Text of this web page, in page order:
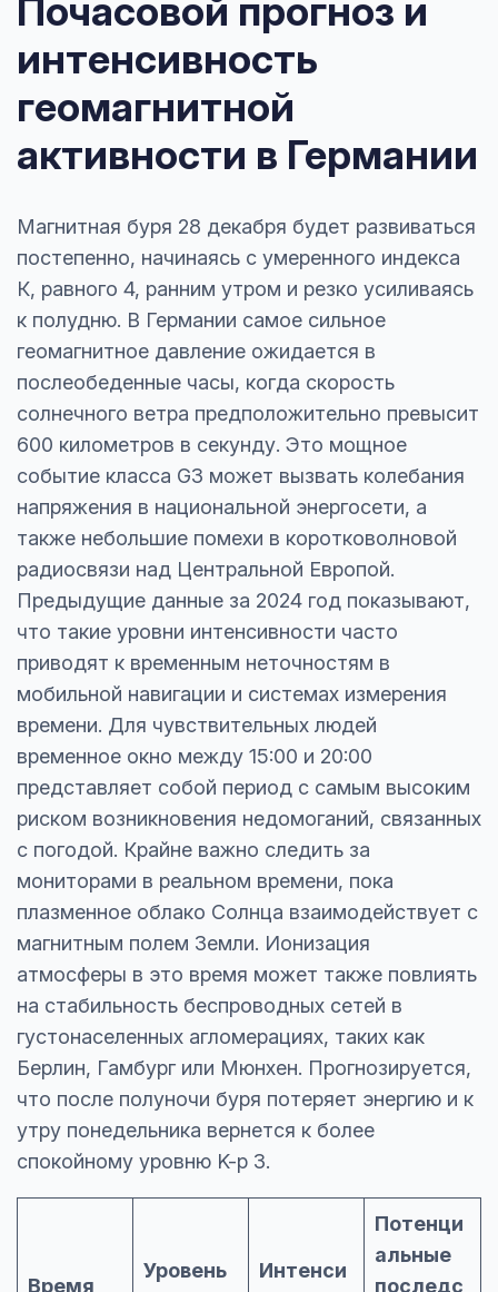
Почасовой прогноз и
интенсивность
геомагнитной
активности в Германии
Магнитная буря 28 декабря будет развиваться
постепенно, начинаясь с умеренного индекса
К, равного 4, ранним утром и резко усиливаясь
к полудню. В Германии самое сильное
геомагнитное давление ожидается в
послеобеденные часы, когда скорость
солнечного ветра предположительно превысит
600 километров в секунду. Это мощное
событие класса G3 может вызвать колебания
напряжения в национальной энергосети, а
также небольшие помехи в коротковолновой
радиосвязи над Центральной Европой.
Предыдущие данные за 2024 год показывают,
что такие уровни интенсивности часто
приводят к временным неточностям в
мобильной навигации и системах измерения
времени. Для чувствительных людей
временное окно между 15:00 и 20:00
представляет собой период с самым высоким
риском возникновения недомоганий, связанных
с погодой. Крайне важно следить за
мониторами в реальном времени, пока
плазменное облако Солнца взаимодействует с
магнитным полем Земли. Ионизация
атмосферы в это время может также повлиять
на стабильность беспроводных сетей в
густонаселенных агломерациях, таких как
Берлин, Гамбург или Мюнхен. Прогнозируется,
что после полуночи буря потеряет энергию и к
утру понедельника вернется к более
спокойному уровню K-p 3.
Время
Уровень
Интенси
Потенци
альные
последс